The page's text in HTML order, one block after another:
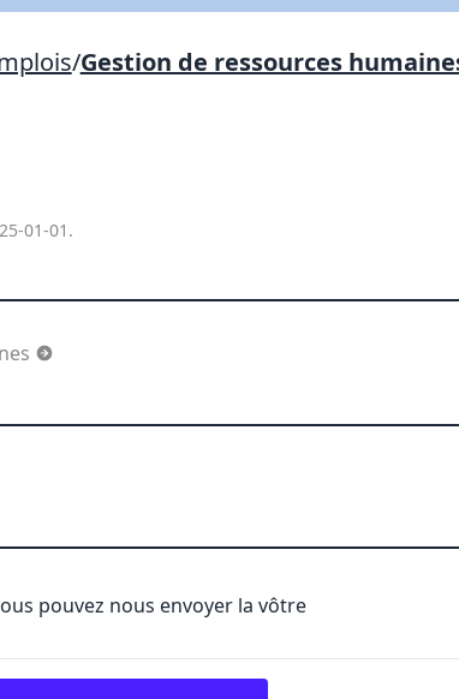
/Gestion de ressources
01-01.
pouvez nous envoyer la vôtre
X Fermer Envoyez
Copier lien